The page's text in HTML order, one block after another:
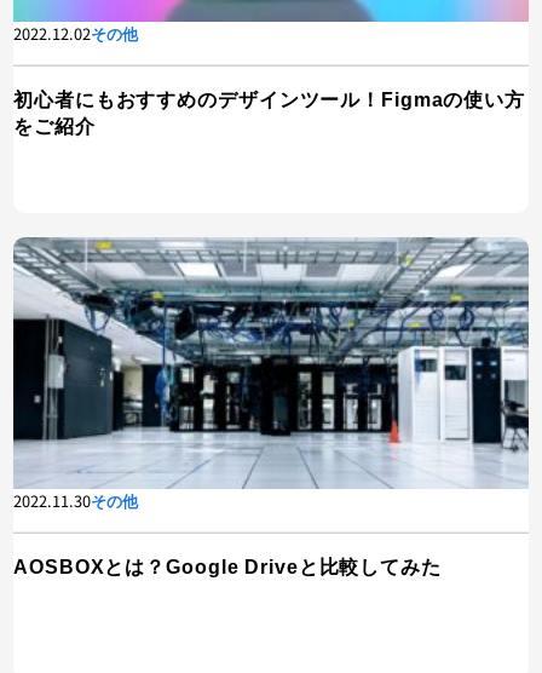
2022.12.02その他
初心者にもおすすめのデザインツール！Figmaの使い方
をご紹介
2022.11.30その他
AOSBOXとは？Google Driveと比較してみた